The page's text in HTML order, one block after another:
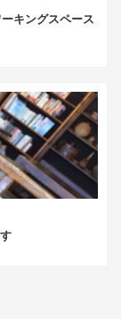
キングスペース